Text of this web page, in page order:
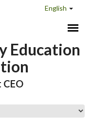
English
Education